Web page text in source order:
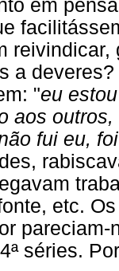
em
a
"eu
aos
fui eu,
etc.
séries.